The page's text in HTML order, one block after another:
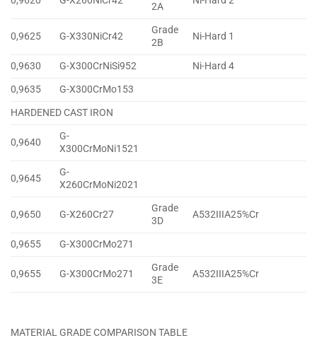
2A
0,9625 G-X330NiCr42
Grade
2B
Ni-Hard 1
0,9630 G-X300CrNiSi952
Ni-Hard 4
0,9635
G-X300CrMo153
HARDENED CAST IRON
0,9640
G-
X300CrMoNi1521
0,9645
G-
X260CrMoNi2021
0,9650 G-X260Cr27
Grade
3D
A532IIIA25%Cr
0,9655 G-X300CrMo271
0,9655 G-X300CrMo271
Grade
3E
A532IIIA25%Cr
MATERIAL GRADE COMPARISON TABLE